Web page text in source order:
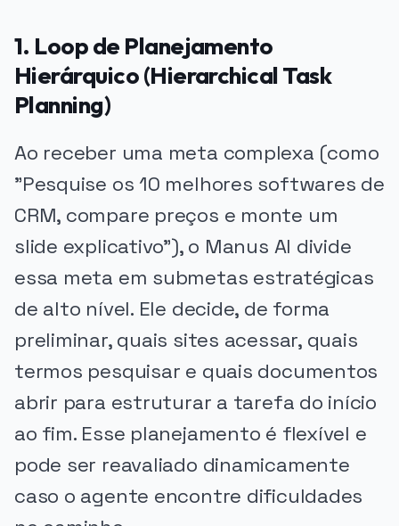
1. Loop de Planejamento
Hierárquico (Hierarchical Task
Planning)
Ao receber uma meta complexa (como
"Pesquise os 10 melhores softwares de
CRM, compare preços e monte um
slide explicativo"), o Manus AI divide
essa meta em submetas estratégicas
de alto nível. Ele decide, de forma
preliminar, quais sites acessar, quais
termos pesquisar e quais documentos
abrir para estruturar a tarefa do início
ao fim. Esse planejamento é flexível e
pode ser reavaliado dinamicamente
caso o agente encontre dificuldades